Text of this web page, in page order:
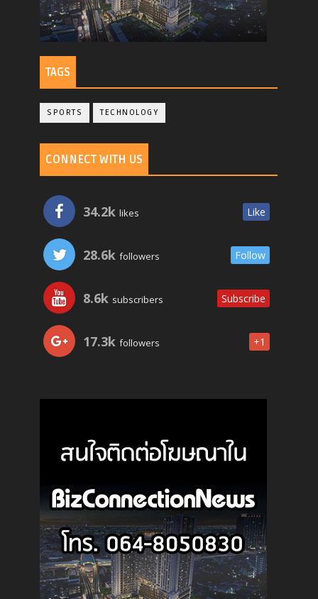
TAGS
SPORTS TECHNOLOGY
CONNECT WITH US
34.2k likes Like
28.6k followers Follow
8.6k subscribers Subscribe
17.3k followers +1